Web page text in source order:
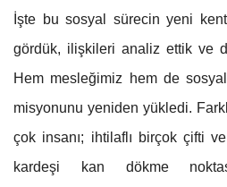
İşte bu sosyal sürecin yeni
gördük, ilişkileri analiz ettik ve
Hem mesleğimiz hem de
misyonunu yeniden yükledi.
çok insanı; ihtilaflı birçok çifti ve
kardeşi kan dökme